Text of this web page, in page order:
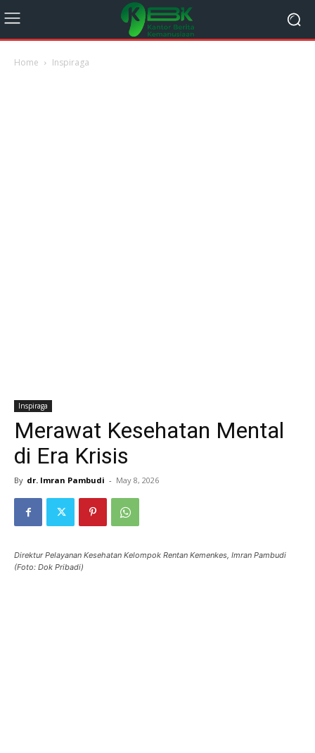
Home Inspiraga
Inspiraga
Merawat Kesehatan Mental
di Era Krisis
By dr. Imran Pambudi - May 8, 2026
Direktur Pelayanan Kesehatan Kelompok Rentan Kemenkes, Imran Pambudi
(Foto: Dok Pribadi)